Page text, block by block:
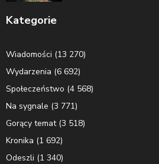
Kategorie
Wiadomości (13 270)
Wydarzenia (6 692)
Społeczeństwo (4 568)
Na sygnale (3 771)
Gorący temat(3 518)
Kronika (1 692)
Odeszli (1 340)